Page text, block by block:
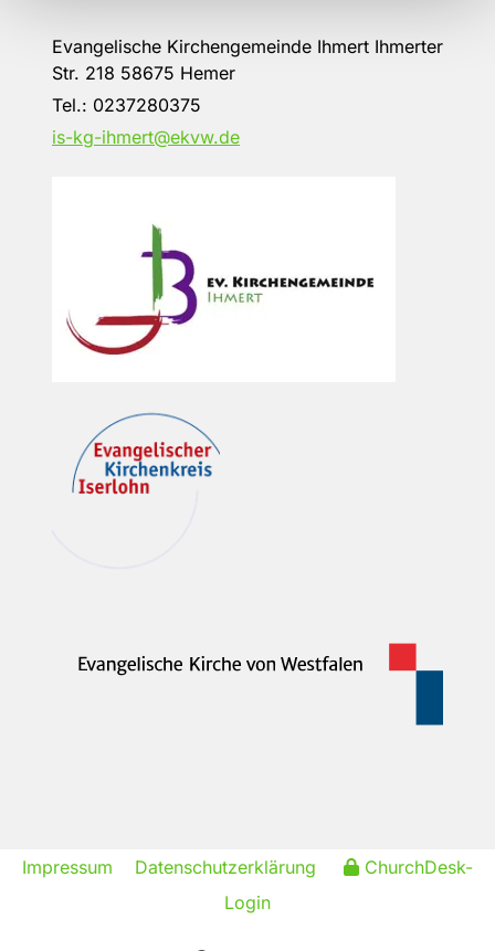
Evangelische Kirchengemeinde Ihmert Ihmerter
Str. 218 58675 Hemer
Tel.: 0237280375
is-kg-ihmert@ekvw.de
Impressum Datenschutzerklärung
ChurchDesk-
Login